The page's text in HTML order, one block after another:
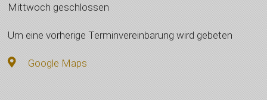
Mittwoch geschlossen
Um eine vorherige Terminvereinbarung wird gebeten
Google Maps